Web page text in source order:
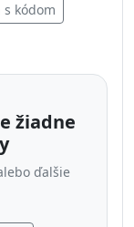
s kódom
žiadne
ďalšie